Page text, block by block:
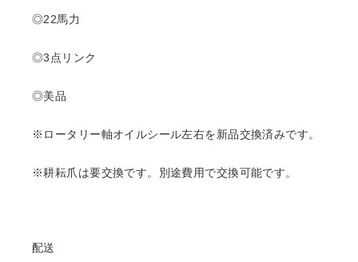
◎22馬力
◎3点リンク
◎美品
※ロータリー軸オイルシール左右を新品交換済みです。
※耕耘爪は要交換です。別途費用で交換可能です。
配送